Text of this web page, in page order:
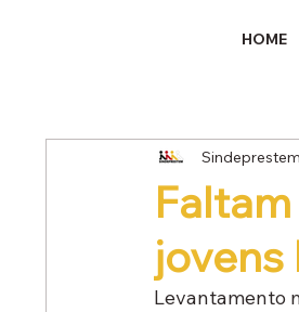
HOME
jovens
Sindeprestem
Levantamento